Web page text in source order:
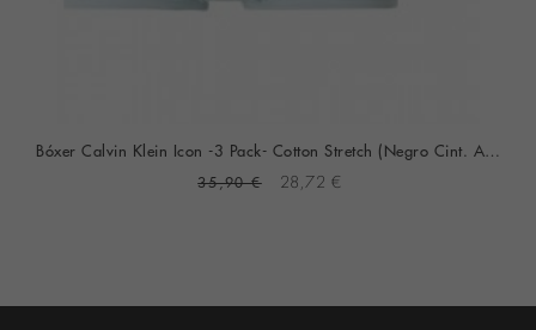
Bóxer Calvin Klein Icon -3 Pack- Cotton Stretch (Negro Cint. Azul, Gris Y Roja)
35,90 € 28,72 €